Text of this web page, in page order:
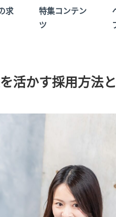
求
特集コンテン
ツ
活かす採用方法